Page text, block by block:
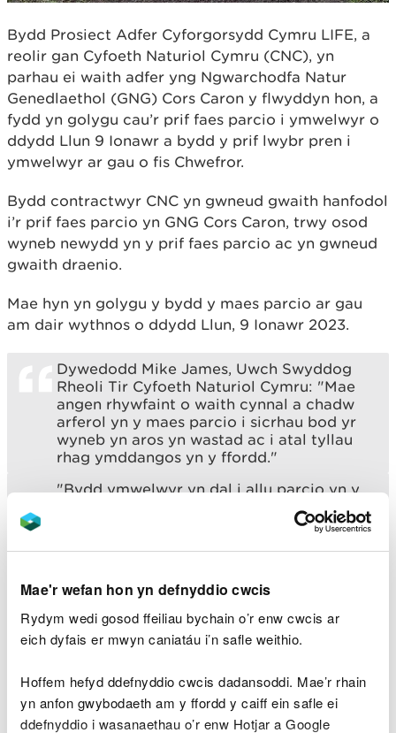
Mae'r wefan hon yn defnyddio cwcis
Rydym wedi gosod ffeiliau bychain o’r enw cwcis ar
eich dyfais er mwyn caniatáu i’n safle weithio.
Hoffem hefyd ddefnyddio cwcis dadansoddi. Mae’r rhain
yn anfon gwybodaeth am y ffordd y caiff ein safle ei
ddefnyddio i wasanaethau o’r enw Hotjar a Google
Bydd Prosiect Adfer Cyforgorsydd Cymru LIFE, a
reolir gan Cyfoeth Naturiol Cymru (CNC), yn
parhau ei waith adfer yng Ngwarchodfa Natur
Genedlaethol (GNG) Cors Caron y flwyddyn hon, a
fydd yn golygu cau’r prif faes parcio i ymwelwyr o
ddydd Llun 9 Ionawr a bydd y prif lwybr pren i
ymwelwyr ar gau o fis Chwefror.
Bydd contractwyr CNC yn gwneud gwaith hanfodol
i’r prif faes parcio yn GNG Cors Caron, trwy osod
wyneb newydd yn y prif faes parcio ac yn gwneud
gwaith draenio.
Mae hyn yn golygu y bydd y maes parcio ar gau
am dair wythnos o ddydd Llun, 9 Ionawr 2023.
Dywedodd Mike James, Uwch Swyddog
Rheoli Tir Cyfoeth Naturiol Cymru: "Mae
angen rhywfaint o waith cynnal a chadw
arferol yn y maes parcio i sicrhau bod yr
wyneb yn aros yn wastad ac i atal tyllau
rhag ymddangos yn y ffordd."
"Bydd ymwelwyr yn dal i allu parcio yn y
gilfan i'r gogledd ar hyd ffordd y B4343
tuag at Bontrhydfendigaid. Mae hyn yn
Hefyd fydd y prif lwybr ymwelwyr ar gau o fis
Chwefror hyd at ddiwedd mis Mawrth tra bod y
cau'r rhannau hyn yn sicrhau diogelwch y
contractwyr yn ogystal ag ymwelwyr â'r safle wrth